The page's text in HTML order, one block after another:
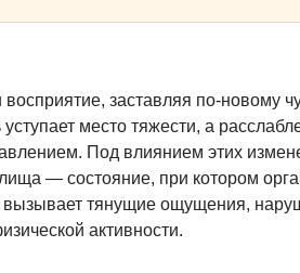
заставляя по-новому
место тяжести, а
Под влиянием этих
— состояние, при котором
тянущие ощущения,
активности.